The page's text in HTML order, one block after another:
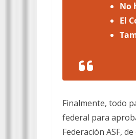
No
El
Por
Finalmente, todo
federal para
Federación ASF,